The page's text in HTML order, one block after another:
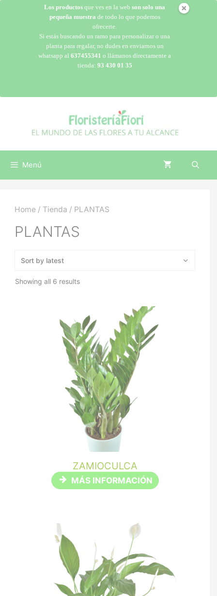
Menú
Home / Tienda / PLANTAS
PLANTAS
Showing all 6 results
ZAMIOCULCA
MÁS INFORMACIÓN
Los productos que ves en la web son solo una
pequeña muestra de todo lo que podemos
ofrecerte.
Si estás buscando un ramo para personalizar o una
planta para regalar, no dudes en enviarnos un
whatsapp al 637455341 o llámanos directamente a
tienda: 93 430 01 35